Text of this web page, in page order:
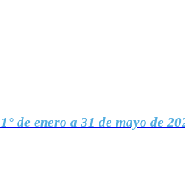
1° de enero a 31 de mayo de